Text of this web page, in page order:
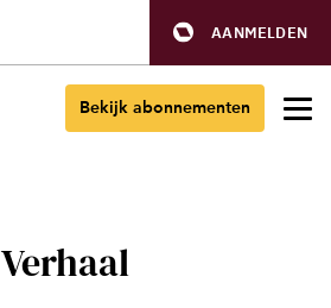
AANMELDEN
Bekijk abonnementen
Verhaal